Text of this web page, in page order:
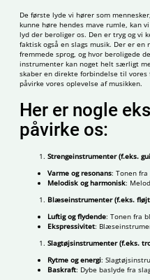
De første lyde vi hører som
kunne høre hendes mave rumle, kan
lyd der beroliger os. Den er tryg og vi
faktisk også en slags musik. Der er
fremmede sprog, og hvor beroligede
instrumenter kan noget helt særligt
skaber en direkte forbindelse til
påvirke vores oplevelse af musikken.
Her er nogle
påvirke os:
Strengeinstrumenter (f.eks.
Varme og resonans: Tonen
Melodisk og harmonisk:
Blæseinstrumenter (f.eks.
Luftig og flydende: Tonen fra
Ekspressivitet:
Slagtøjsinstrumenter (f.eks.
Rytme og energi:
Baskraft: Dybe baslyde fra